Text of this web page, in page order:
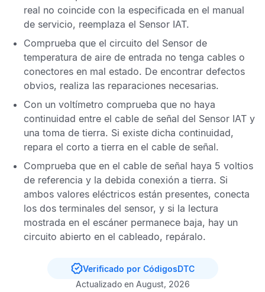
real no coincide con la especificada en el manual
de servicio, reemplaza el Sensor IAT.
Comprueba que el circuito del Sensor de
temperatura de aire de entrada no tenga cables o
conectores en mal estado. De encontrar defectos
obvios, realiza las reparaciones necesarias.
Con un voltímetro comprueba que no haya
continuidad entre el cable de señal del Sensor IAT y
una toma de tierra. Si existe dicha continuidad,
repara el corto a tierra en el cable de señal.
Comprueba que en el cable de señal haya 5 voltios
de referencia y la debida conexión a tierra. Si
ambos valores eléctricos están presentes, conecta
los dos terminales del sensor, y si la lectura
mostrada en el escáner permanece baja, hay un
circuito abierto en el cableado, repáralo.
Verificado por CódigosDTC
Actualizado en August, 2026